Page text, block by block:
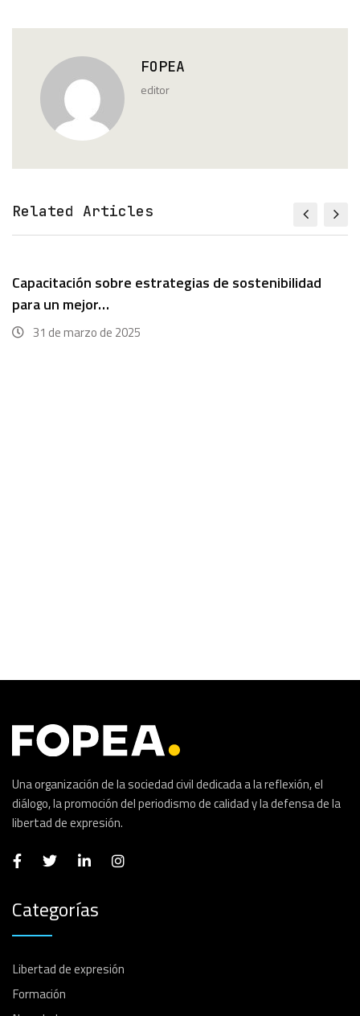
FOPEA
editor
Related Articles
Capacitación sobre estrategias de sostenibilidad
para un mejor…
31 de marzo de 2025
Una organización de la sociedad civil dedicada a la reflexión, el
diálogo, la promoción del periodismo de calidad y la defensa de la
libertad de expresión.
Categorías
Libertad de expresión
Formación